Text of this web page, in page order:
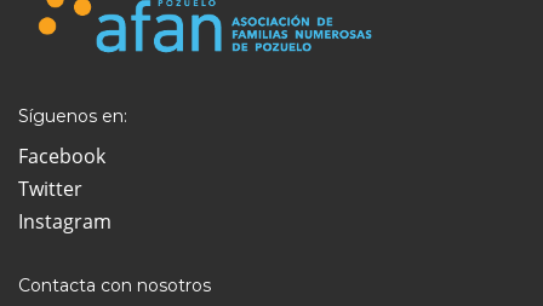
Síguenos en:
Facebook
Twitter
Instagram
Contacta con nosotros